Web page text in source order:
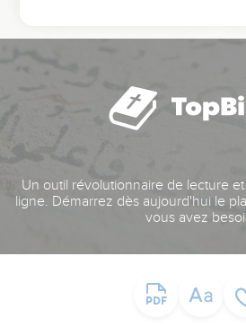
Un outil révolutionnaire de lecture
ligne. Démarrez dès aujourd'hui le
vous avez